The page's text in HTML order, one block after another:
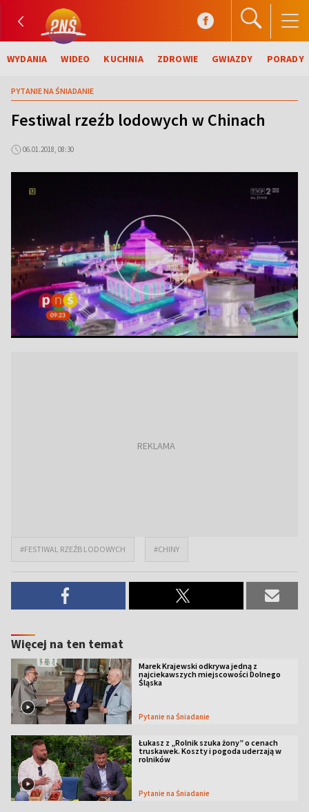
WYDANIA WIDEO KUCHNIA ZDROWIE GWIAZDY PORADY
PYTANIE NA ŚNIADANIE
Festiwal rzeźb lodowych w Chinach
06.01.2018, 08:30
#FESTIWAL RZEŹB LODOWYCH #CHINY
Więcej na ten temat
Marek Krajewski odkrywa jedną z
najciekawszych miejscowości Dolnego
Śląska
Pytanie na Śniadanie
Łukasz z „Rolnik szuka żony” o cenach
truskawek. Koszty i pogoda uderzają w
rolników
Pytanie na Śniadanie